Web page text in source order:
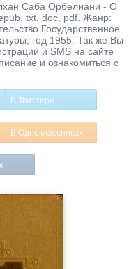
Саба Орбелиани - О
txt, doc, pdf. Жанр:
Государственное
год 1955. Так же Вы
и SMS на сайте
и ознакомиться с
В Твиттере
В Одноклассниках